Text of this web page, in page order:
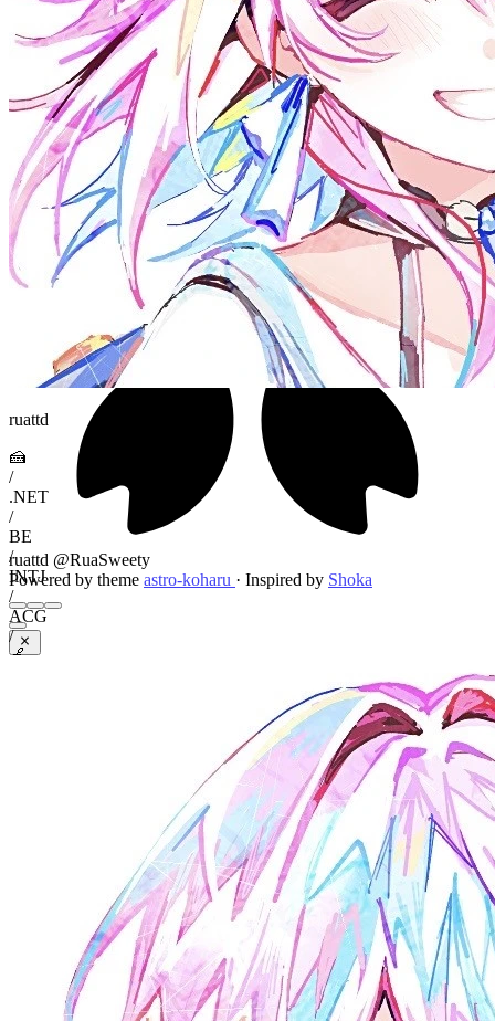
ruattd
🍰
/
.NET
/
BE
/
INTJ
/
ACG
/
🍏
1:16
10 篇
2026
ruattd @RuaSweety
Powered by theme astro-koharu · Inspired by Shoka